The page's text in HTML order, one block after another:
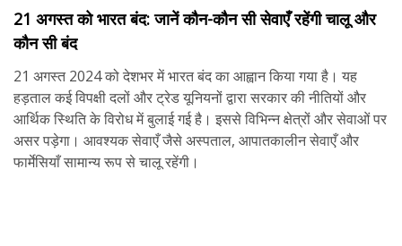
21 अगस्त को भारत बंद: जानें कौन-कौन सी सेवाएँ रहेंगी चालू और
कौन सी बंद
21 अगस्त 2024 को देशभर में भारत बंद का आह्वान किया गया है। यह
हड़ताल कई विपक्षी दलों और ट्रेड यूनियनों द्वारा सरकार की नीतियों और
आर्थिक स्थिति के विरोध में बुलाई गई है। इससे विभिन्न क्षेत्रों और सेवाओं पर
असर पड़ेगा। आवश्यक सेवाएँ जैसे अस्पताल, आपातकालीन सेवाएँ और
फार्मेसियाँ सामान्य रूप से चालू रहेंगी।